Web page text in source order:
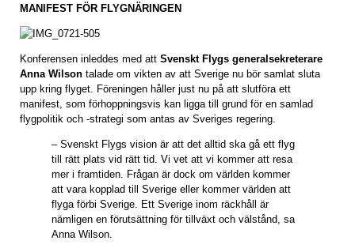
MANIFEST FÖR FLYGNÄRINGEN
Konferensen inleddes med att Svenskt Flygs generalsekreterare
Anna Wilson talade om vikten av att Sverige nu bör samlat sluta
upp kring flyget. Föreningen håller just nu på att slutföra ett
manifest, som förhoppningsvis kan ligga till grund för en samlad
flygpolitik och -strategi som antas av Sveriges regering.
– Svenskt Flygs vision är att det alltid ska gå ett flyg
till rätt plats vid rätt tid. Vi vet att vi kommer att resa
mer i framtiden. Frågan är dock om världen kommer
att vara kopplad till Sverige eller kommer världen att
flyga förbi Sverige. Ett Sverige inom räckhåll är
nämligen en förutsättning för tillväxt och välstånd, sa
Anna Wilson.